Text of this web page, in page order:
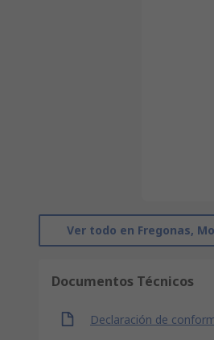
Ver todo en Fregonas,
Documentos Técnicos
Declaración de